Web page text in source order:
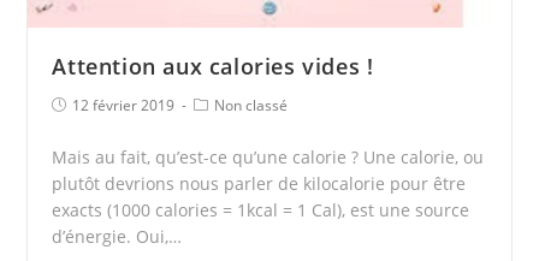
Attention aux calories vides !
12 février 2019 Non classé
Mais au fait, qu’est-ce qu’une calorie ? Une calorie, ou
plutôt devrions nous parler de kilocalorie pour être
exacts (1000 calories = 1kcal = 1 Cal), est une source
d’énergie. Oui,…